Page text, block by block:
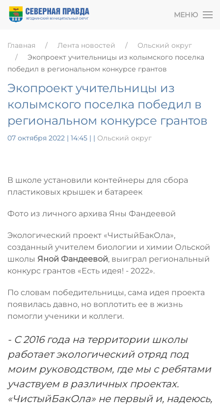
МЕНЮ
Главная Лента новостей
Ольский округ
Экопроект учительницы из колымского поселка
победил в региональном конкурсе грантов
Экопроект учительницы из
колымского поселка победил в
региональном конкурсе грантов
07 октября 2022 | 14:45 | | Ольский округ
В школе установили контейнеры для сбора
пластиковых крышек и батареек
Фото из личного архива Яны Фандеевой
Экологический проект «ЧистыйБакОла»,
созданный учителем биологии и химии Ольской
школы Яной Фандеевой, выиграл региональный
конкурс грантов «Есть идея! - 2022».
По словам победительницы, сама идея проекта
появилась давно, но воплотить ее в жизнь
помогли ученики и коллеги.
- С 2016 года на территории школы
работает экологический отряд под
моим руководством, где мы с ребятами
участвуем в различных проектах.
«ЧистыйБакОла» не первый и, надеюсь,